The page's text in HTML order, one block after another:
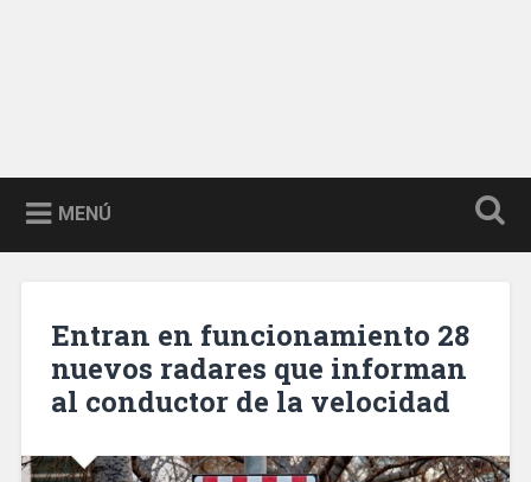
MENÚ
Entran en funcionamiento 28
nuevos radares que informan
al conductor de la velocidad